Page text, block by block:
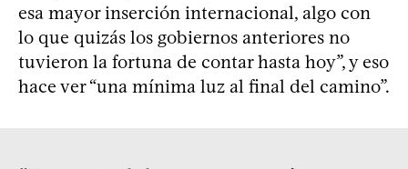
esa mayor inserción internacional, algo con
lo que quizás los gobiernos anteriores no
tuvieron la fortuna de contar hasta hoy”, y eso
hace ver “una mínima luz al final del camino”.